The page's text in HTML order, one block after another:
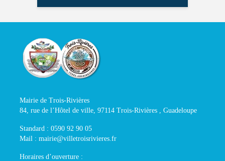
Mairie de Trois-Rivières
84, rue de l’Hôtel de ville, 97114 Trois-Rivières , Guadeloupe
Standard : 0590 92 90 05
Mail : mairie@villetroisrivieres.fr
Horaires d’ouverture :